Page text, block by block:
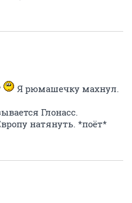
Я рюмашечку махнул.
Глонасс.
натянуть. *поёт*